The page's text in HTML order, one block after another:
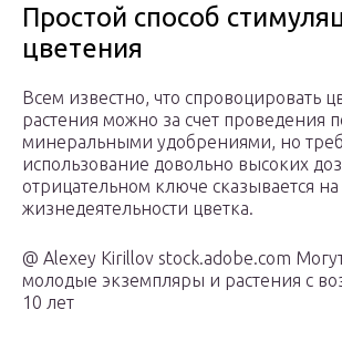
Простой способ
цветения
Всем известно, что спровоцировать
растения можно за счет проведения
минеральными удобрениями, но
использование довольно высоких
отрицательном ключе сказывается
жизнедеятельности цветка.
@ Alexey Kirillov stock.adobe.com
молодые экземпляры и растения с
10 лет